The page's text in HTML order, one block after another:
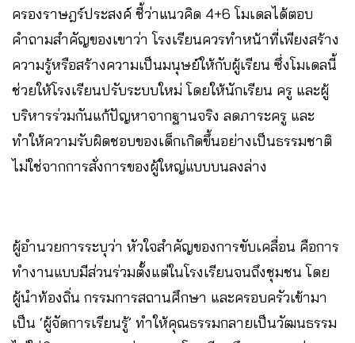
ครองราษฎร์ประสงค์ ชี้ว่าแนวคิด 4+6 โมเดลได้ตอบ
คำถามสำคัญของเขาว่า โรงเรียนควรทำหน้าที่เพียงสร้าง
ความรู้หรือสร้างความเป็นมนุษย์ให้กับผู้เรียน ซึ่งโมเดลนี้
ช่วยให้โรงเรียนปรับระบบใหม่ โดยให้นักเรียน ครู และผู้
บริหารร่วมกันแก้ปัญหาจากฐานจริง ลดภาระครู และ
ทำให้ความรับผิดชอบของเด็กเกิดขึ้นอย่างเป็นธรรมชาติ
ไม่ใช่จากการสั่งการของผู้ใหญ่แบบบนลงล่าง
ผู้อำนวยการระบุว่า หัวใจสำคัญของการขับเคลื่อน คือการ
ทำงานแบบมีส่วนร่วมตั้งแต่ในโรงเรียนจนถึงชุมชน โดย
ผู้นำท้องถิ่น กรรมการสถานศึกษา และครอบครัวเข้ามา
เป็น ‘ผู้จัดการเรียนรู้’ ทำให้คุณธรรมกลายเป็นวัฒนธรรม